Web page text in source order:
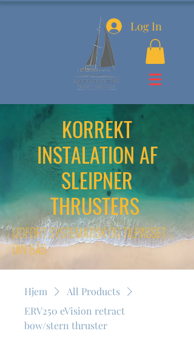
Log In
KORREKT
INSTALATION AF
SLEIPNER
THRUSTERS
UDFØRT SYSTEMATISK OG TILPASSET
DIN BÅD
Hjem
All Products
ERV250 eVision retract
bow/stern thruster